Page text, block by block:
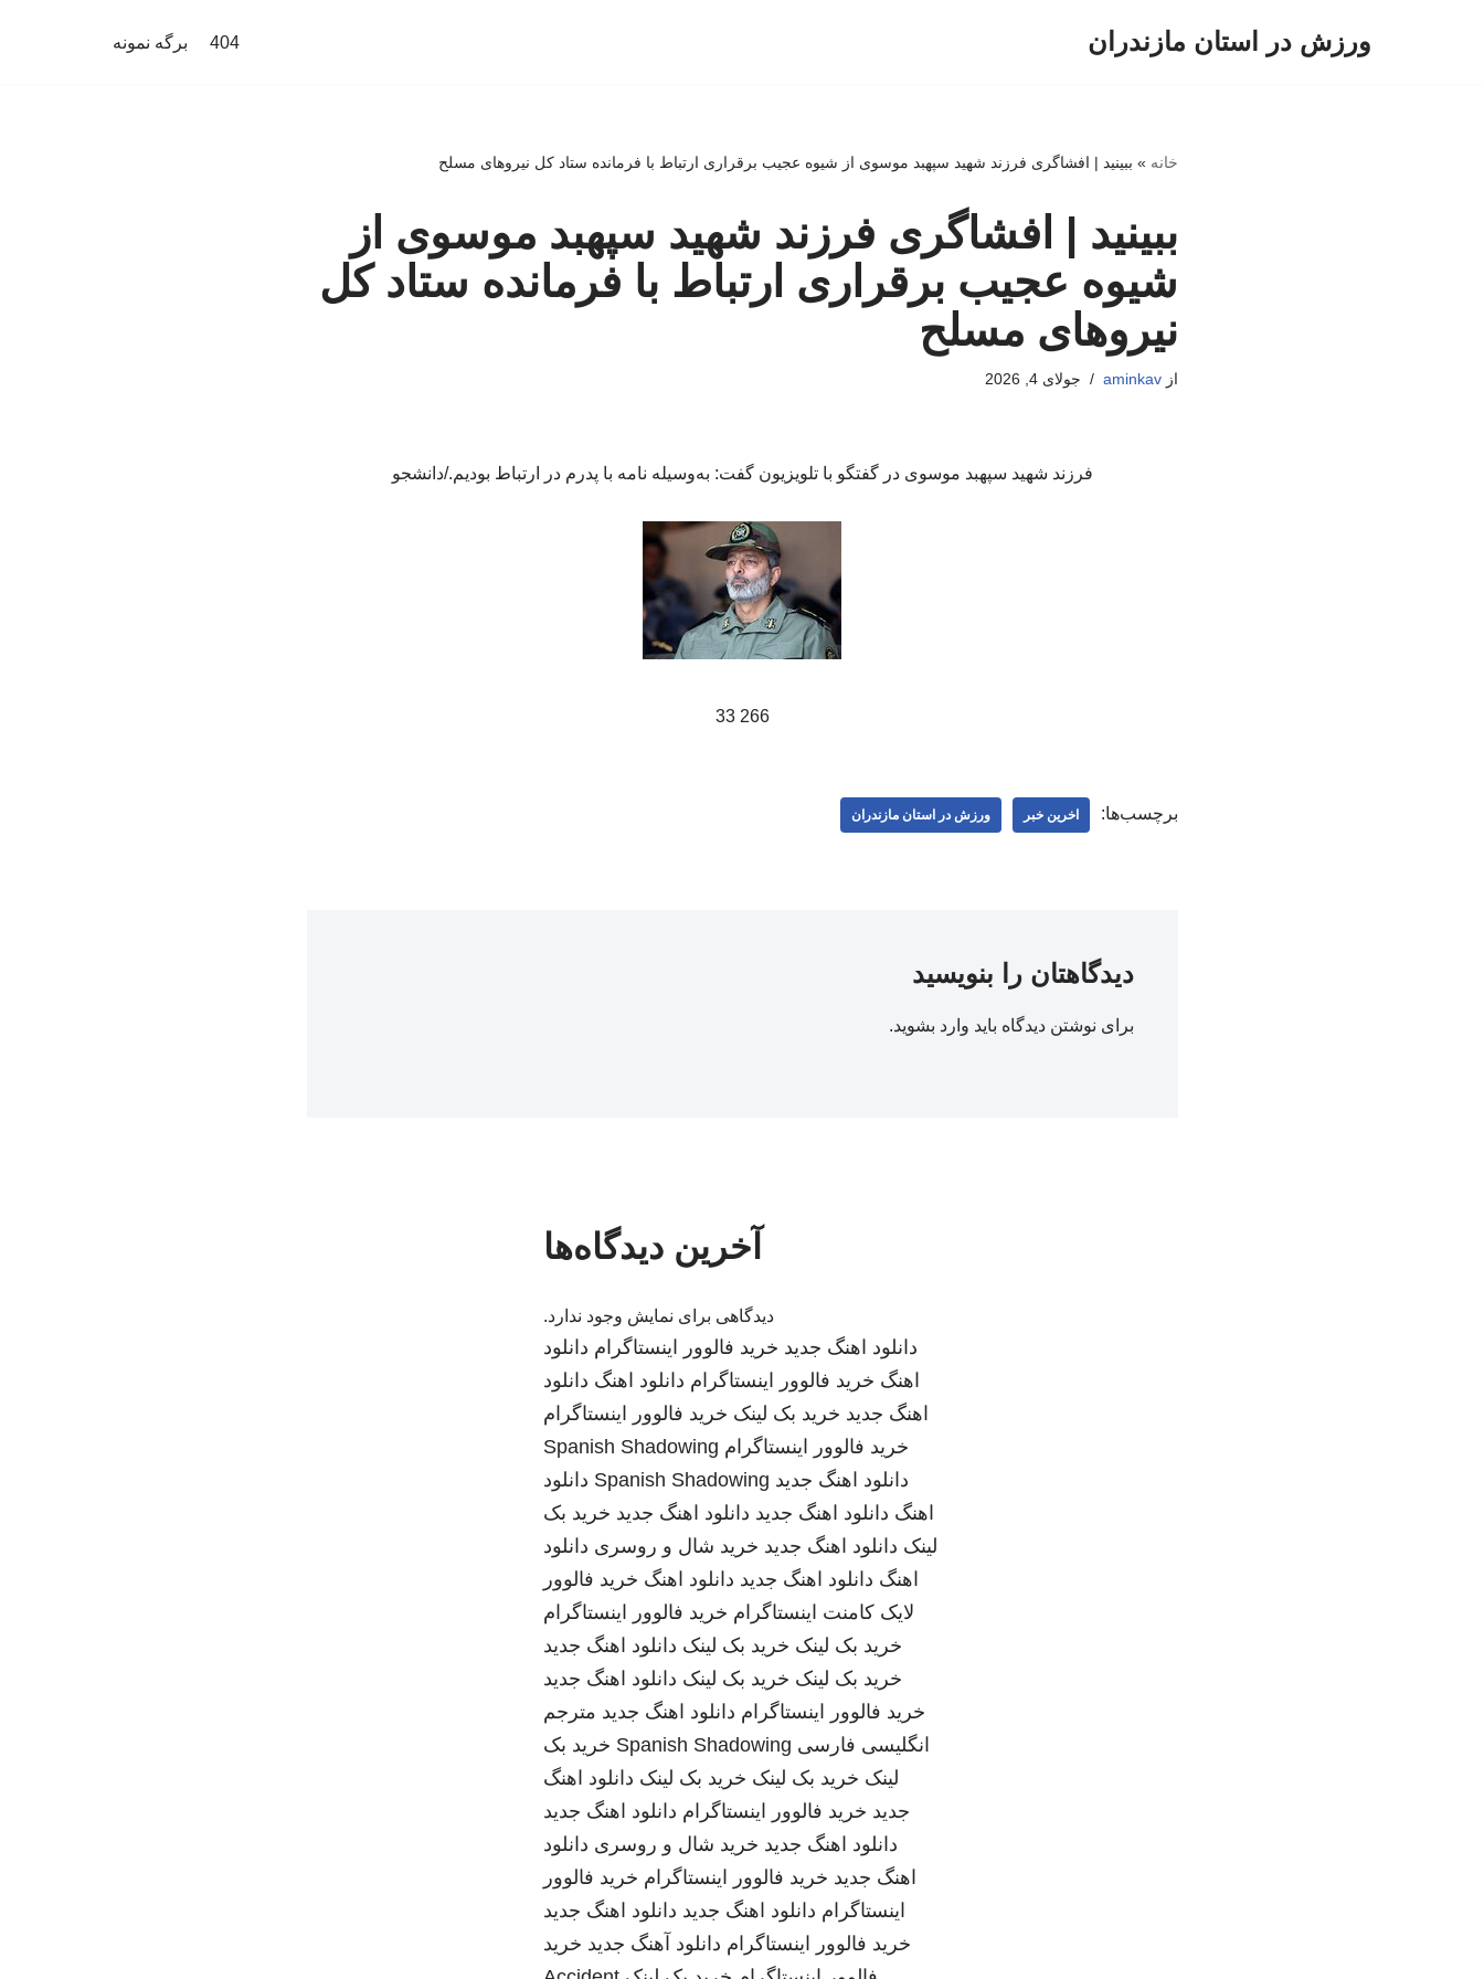
ورزش در استان مازندران 404 برگه نمونه
خانه » ببینید | افشاگری فرزند شهید سپهبد موسوی از شیوه عجیب برقراری ارتباط با فرمانده ستاد کل نیروهای مسلح
ببینید | افشاگری فرزند شهید سپهبد موسوی از
شیوه عجیب برقراری ارتباط با فرمانده ستاد کل
نیروهای مسلح
ازaminkav جولای 4, 2026
فرزند شهید سپهبد موسوی در گفتگو با تلویزیون گفت: به‌وسیله نامه با پدرم در ارتباط بودیم./دانشجو
266 33
برچسب‌ها: اخرین خبر ورزش در استان مازندران
دیدگاهتان را بنویسید
برای نوشتن دیدگاه باید وارد بشوید.
آخرین دیدگاه‌ها
دیدگاهی برای نمایش وجود ندارد.
دانلود اهنگ جدید خرید فالوور اینستاگرام دانلود
اهنگ خرید فالوور اینستاگرام دانلود اهنگ دانلود
اهنگ جدید خرید بک لینک خرید فالوور اینستاگرام
خرید فالوور اینستاگرام Spanish Shadowing
دانلود اهنگ جدید Spanish Shadowing دانلود
اهنگ دانلود اهنگ جدید دانلود اهنگ جدید خرید بک
لینک دانلود اهنگ جدید خرید شال و روسری دانلود
اهنگ دانلود اهنگ جدید دانلود اهنگ خرید فالوور
لایک کامنت اینستاگرام خرید فالوور اینستاگرام
خرید بک لینک خرید بک لینک دانلود اهنگ جدید
خرید بک لینک خرید بک لینک دانلود اهنگ جدید
خرید فالوور اینستاگرام دانلود اهنگ جدید مترجم
انگلیسی فارسی Spanish Shadowing خرید بک
لینک خرید بک لینک خرید بک لینک دانلود اهنگ
جدید خرید فالوور اینستاگرام دانلود اهنگ جدید
دانلود اهنگ جدید خرید شال و روسری دانلود
اهنگ جدید خرید فالوور اینستاگرام خرید فالوور
اینستاگرام دانلود اهنگ جدید دانلود اهنگ جدید
خرید فالوور اینستاگرام دانلود آهنگ جدید خرید